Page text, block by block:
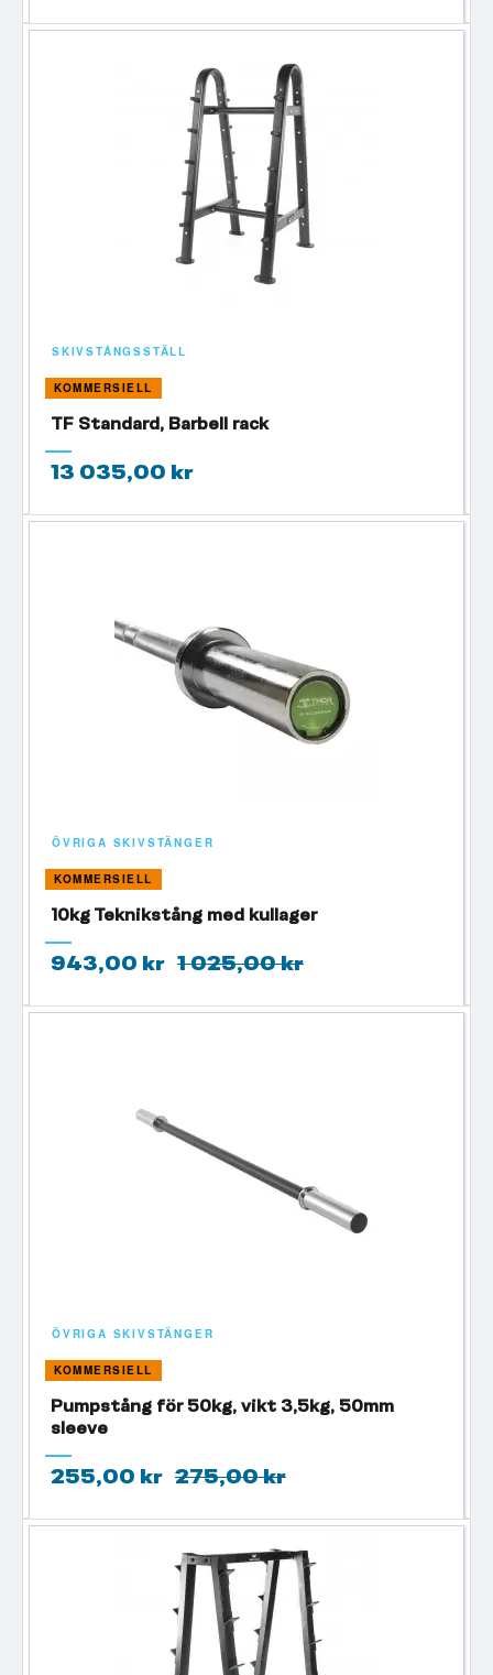
SKIVSTÅNGSSTÄLL
KOMMERSIELL
TF Standard, Barbell rack
13 035,00 kr
ÖVRIGA SKIVSTÄNGER
KOMMERSIELL
10kg Teknikstång med kullager
943,00 kr 1 025,00 kr
ÖVRIGA SKIVSTÄNGER
KOMMERSIELL
Pumpstång för 50kg, vikt 3,5kg, 50mm
sleeve
255,00 kr 275,00 kr